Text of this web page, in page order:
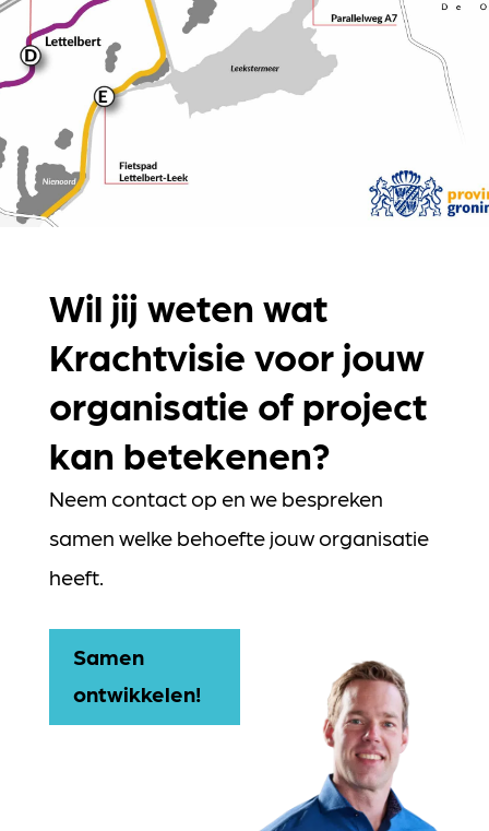
Wil jij weten wat
Krachtvisie voor jouw
organisatie of project
kan betekenen?
Neem contact op en we bespreken
samen welke behoefte jouw organisatie
heeft.
Samen
ontwikkelen!